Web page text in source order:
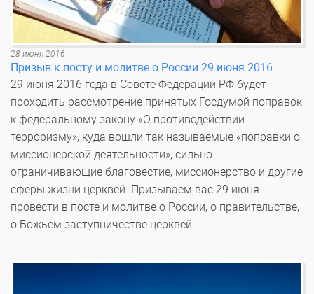
28 июня 2016
Призыв к посту и молитве о России 29 июня 2016
29 июня 2016 года в Совете Федерации РФ будет
проходить рассмотрение принятых Госдумой поправок
к федеральному закону «О противодействии
терроризму», куда вошли так называемые «поправки о
миссионерской деятельности», сильно
ограничивающие благовестие, миссионерство и другие
сферы жизни церквей. Призываем вас 29 июня
провести в посте и молитве о России, о правительстве,
о Божьем заступничестве церквей.